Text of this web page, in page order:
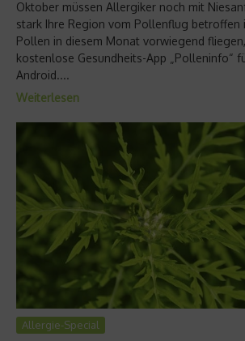
Oktober müssen Allergiker noch mit
stark Ihre Region vom Pollenflug betroffen
Pollen in diesem Monat vorwiegend
kostenlose Gesundheits-App „Polleninfo“
Android....
Weiterlesen
Allergie-Special